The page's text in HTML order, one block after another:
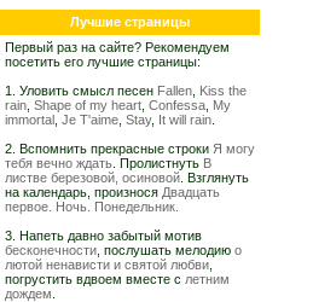
Лучшие страницы
Первый раз на сайте? Рекомендуем
посетить его лучшие страницы:
1. Уловить смысл песен Fallen Kiss the
rain Shape of my heart Confessa My
immortal Je T'aime Stay, It will rain
2. Вспомнить прекрасные строки Я могу
тебя вечно ждать . Пролистнуть В
листве березовой, осиновой . Взглянуть
на календарь, произнося Двадцать
первое. Ночь. Понедельник.
3. Напеть давно забытый мотив
бесконечности , послушать мелодию о
лютой ненависти и святой любви
погрустить вдвоем вместе с летним
дождем